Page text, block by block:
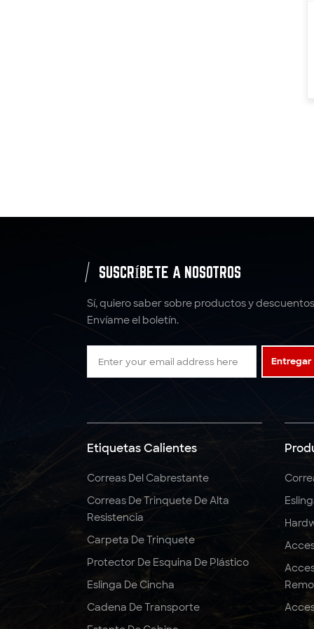
SUSCRÍBETE A NOSOTROS
Sí, quiero saber sobre productos y
Envíame el boletín.
Entregar
Etiquetas Calientes
Correas Del Cabrestante
Correas De Trinquete De Alta
Resistencia
Carpeta De Trinquete
Protector De Esquina De Plástico
Eslinga De Cincha
Cadena De Transporte